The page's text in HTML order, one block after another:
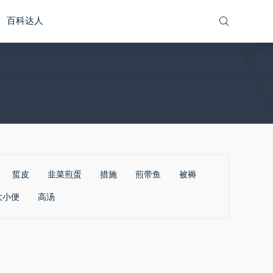
百科达人
蜇皮 韭菜煎蛋 措施 煎带鱼 被褥
小便 高汤